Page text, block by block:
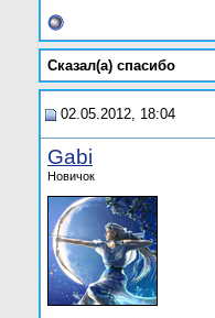
Сказал(а) cпасибо
02.05.2012, 18:04
Gabi
Новичок